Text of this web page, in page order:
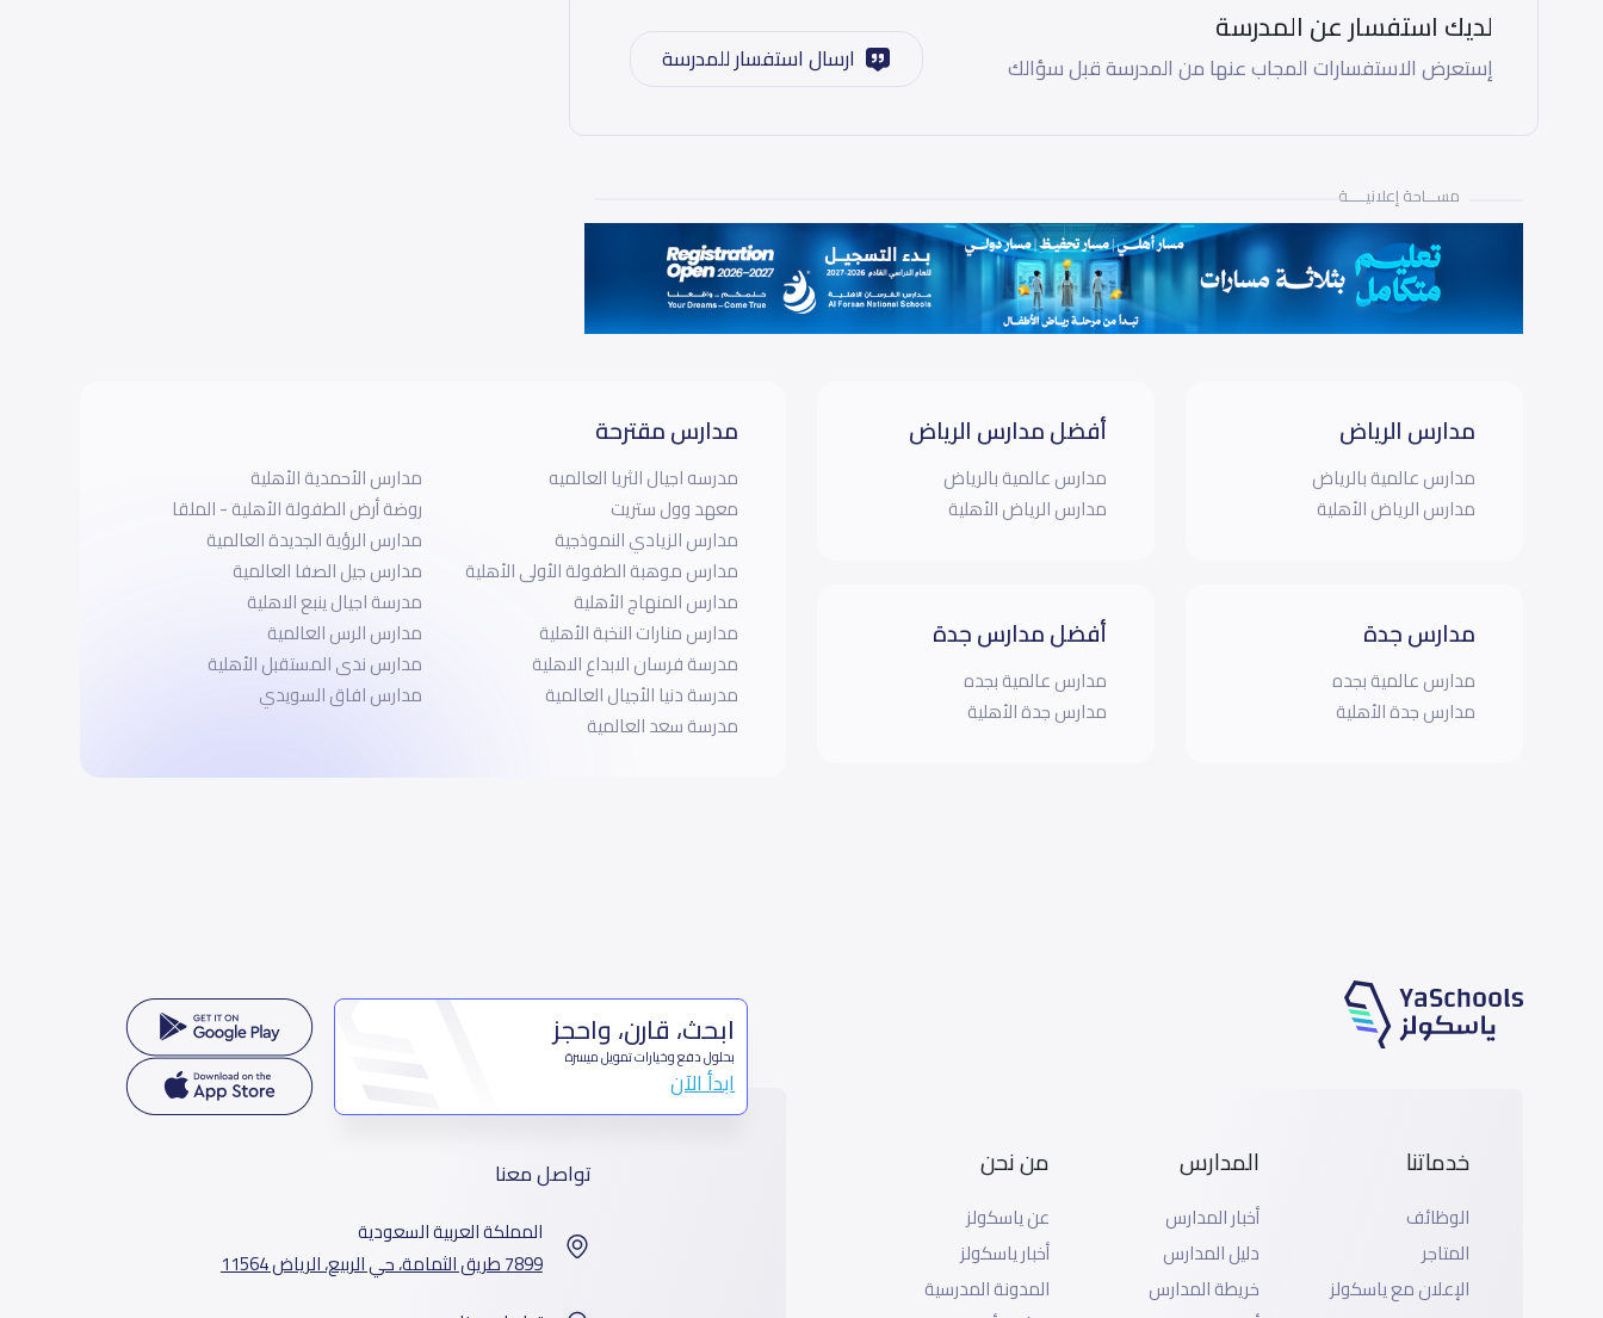
لديك استفسار عن المدرسة
إستعرض الاستفسارات المجاب عنها من المدرسة قبل سؤالك ارسال استفسار للمدرسة
مســـاحة إعلانيـــــة
مدارس الرياض
مدارس عالمية بالرياض
مدارس الرياض الأهلية
مدارس جدة
مدارس عالمية بجده
مدارس جدة الأهلية
أفضل مدارس الرياض
مدارس عالمية بالرياض
مدارس الرياض الأهلية
أفضل مدارس جدة
مدارس عالمية بجده
مدارس جدة الأهلية
مدارس مقترحة
مدرسه اجيال الثريا العالميه
معهد وول ستريت
مدارس الزيادي النموذجية
مدارس موهبة الطفولة الأولى الأهلية
مدارس المنهاج الأهلية‎
مدارس منارات النخبة الأهلية
مدرسة فرسان الابداع الاهلية
مدرسة دنيا الأجيال العالمية
مدرسة سعد العالمية
مدارس الأحمدية الأهلية
روضة أرض الطفولة الأهلية - الملقا
مدارس الرؤية الجديدة العالمية
مدارس جيل الصفا العالمية
مدرسة اجيال ينبع الاهلية
مدارس الرس العالمية
مدارس ندى المستقبل الأهلية
مدارس افاق السويدي
خدماتنا
الوظائف
المتاجر
الإعلان مع ياسكولز
المدارس
أخبار المدارس
دليل المدارس
خريطة المدارس
من نحن
عن ياسكولز
أخبار ياسكولز
المدونة المدرسية
ابحث، قارن، واحجز
بحلول دفع وخيارات تمويل ميسرة
ابدأ الآن
تواصل معنا
المملكة العربية السعودية
7899 طريق الثمامة، حي الربيع، الرياض 11564